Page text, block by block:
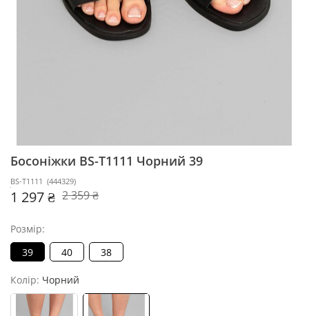
Босоніжки BS-T1111 Чорний 39
BS-T1111 (444329)
1 297 ₴ 2 359 ₴
Розмір:
39
40 38
Колір: Чорний